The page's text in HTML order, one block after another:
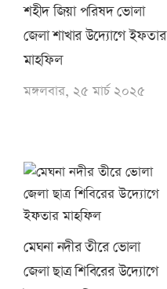
শহীদ জিয়া পরিষদ ভোলা
জেলা শাখার উদ্যোগে ইফতার
মাহফিল
মঙ্গলবার, ২৫ মার্চ ২০২৫
মেঘনা নদীর তীরে ভোলা
জেলা ছাত্র শিবিরের উদ্যোগে